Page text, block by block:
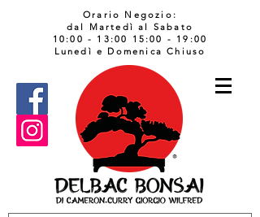
Orario Negozio:
dal Martedì al Sabato
10:00 - 13:00 15:00 - 19:00
Lunedì e Domenica Chiuso